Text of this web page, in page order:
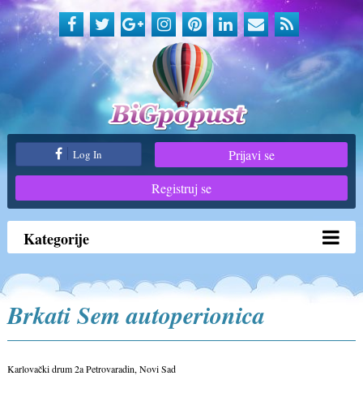
Log In
Prijavi se
Registruj se
Kategorije
Brkati Sem autoperionica
Karlovački drum 2a Petrovaradin, Novi Sad